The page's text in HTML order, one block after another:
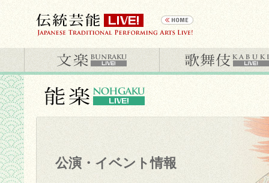
公演・イベント情報